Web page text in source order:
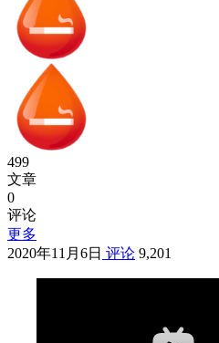
499
文章
0
评论
更多
2020年11月6日 评论 9,201